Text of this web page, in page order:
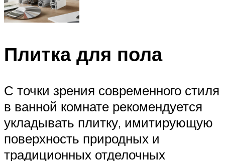
Плитка для пола
С точки зрения современного стиля
в ванной комнате рекомендуется
укладывать плитку, имитирующую
поверхность природных и
традиционных отделочных